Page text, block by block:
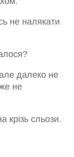
не налякати
далеко не
не
сльози.